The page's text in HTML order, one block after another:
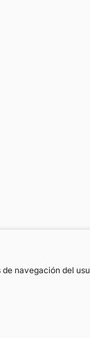
navegación del